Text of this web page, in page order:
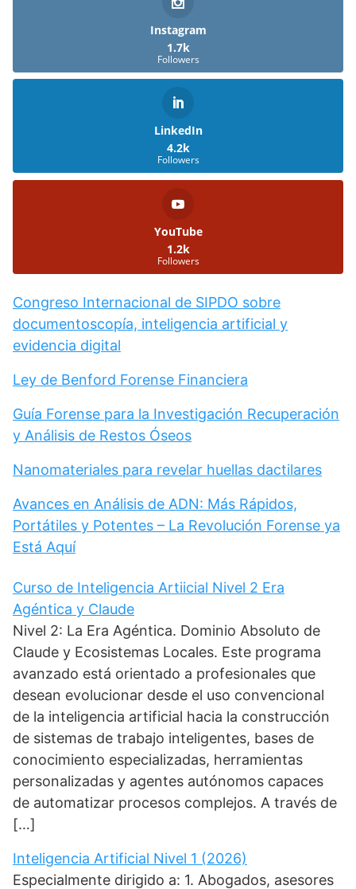
Instagram
1.7k
Followers
LinkedIn
4.2k
Followers
YouTube
1.2k
Followers
Congreso Internacional de SIPDO sobre
documentoscopía, inteligencia artificial y
evidencia digital
Ley de Benford Forense Financiera
Guía Forense para la Investigación Recuperación
y Análisis de Restos Óseos
Nanomateriales para revelar huellas dactilares
Avances en Análisis de ADN: Más Rápidos,
Portátiles y Potentes – La Revolución Forense ya
Está Aquí
Curso de Inteligencia Artiicial Nivel 2 Era
Agéntica y Claude
Nivel 2: La Era Agéntica. Dominio Absoluto de
Claude y Ecosistemas Locales. Este programa
avanzado está orientado a profesionales que
desean evolucionar desde el uso convencional
de la inteligencia artificial hacia la construcción
de sistemas de trabajo inteligentes, bases de
conocimiento especializadas, herramientas
personalizadas y agentes autónomos capaces
de automatizar procesos complejos. A través de
[…]
Inteligencia Artificial Nivel 1 (2026)
Especialmente dirigido a: 1. Abogados, asesores